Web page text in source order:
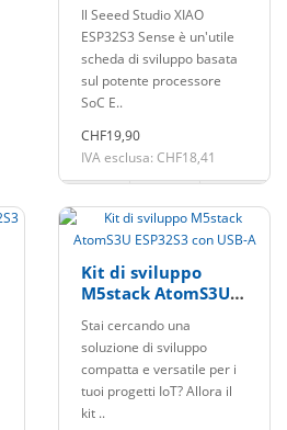
Il Seeed Studio XIAO
ESP32S3 Sense è un'utile
scheda di sviluppo basata
sul potente processore
SoC E..
CHF19,90
IVA esclusa: CHF18,41
Kit di sviluppo
M5stack AtomS3U
Stai cercando una
soluzione di sviluppo
compatta e versatile per i
tuoi progetti IoT? Allora il
kit ..